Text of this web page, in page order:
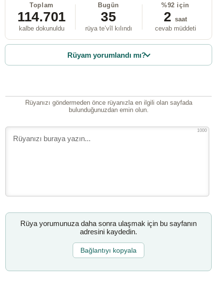
Toplam
114.701
kalbe dokunuldu
Bugün
35
rüya te’vîl kılındı
%92 için
2 saat
cevab müddeti
Rüyam yorumlandı mı?
Rüyanızı göndermeden önce rüyanızla en ilgili olan sayfada
bulunduğunuzdan emin olun.
1000
Rüya yorumunuza daha sonra ulaşmak için bu sayfanın
adresini kaydedin.
Bağlantıyı kopyala